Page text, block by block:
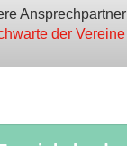
Ansprechpartner
der Vereine